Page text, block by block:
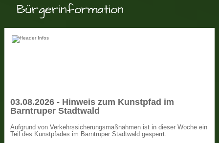
Bürgerinformation
03.08.2026 - Hinweis zum Kunstpfad im
Barntruper Stadtwald
Aufgrund von Verkehrssicherungsmaßnahmen ist in dieser Woche ein
Teil des Kunstpfades im Barntruper Stadtwald gesperrt.